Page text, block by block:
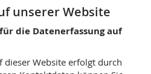
unserer Website
die Datenerfassung auf
dieser Website erfolgt durch